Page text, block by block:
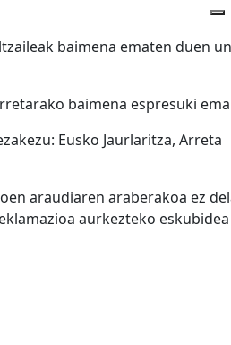
baimena ematen duen
baimena espresuki
Eusko Jaurlaritza, Arreta
araudiaren araberakoa ez
aurkezteko